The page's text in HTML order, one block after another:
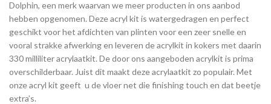
Dolphin, een merk waarvan we meer producten in ons aanbod
hebben opgenomen. Deze acryl kit is watergedragen en perfect
geschikt voor het afdichten van plinten voor een zeer snelle en
vooral strakke afwerking en leveren de acrylkit in kokers met daarin
330 milliliter acrylaatkit. De door ons aangeboden acrylkit is prima
overschilderbaar. Juist dit maakt deze acrylaatkit zo populair. Met
onze acryl kit geeft u de vloer net die finishing touch en dat beetje
extra’s.